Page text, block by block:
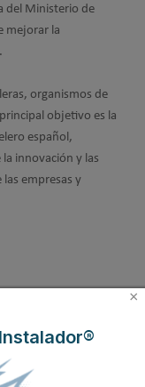
del Ministerio de
mejorar la
organismos de
objetivo es la
español,
innovación y las
empresas y
×